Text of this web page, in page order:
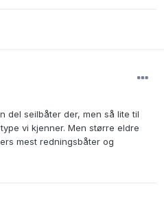
del seilbåter der, men så lite til
vi kjenner. Men større eldre
mest redningsbåter og